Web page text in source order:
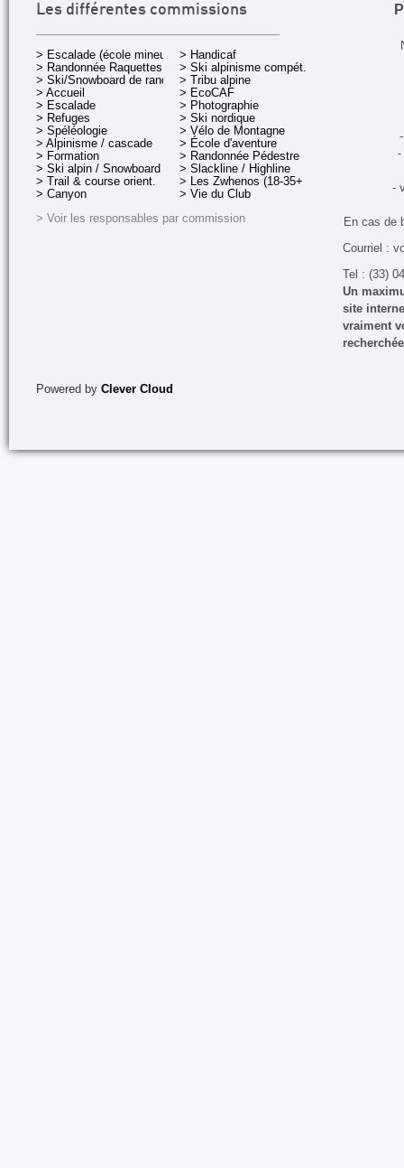
Les différentes commissions
> Escalade (école mineurs)
> Randonnée Raquettes
> Ski/Snowboard de rando.
> Accueil
> Escalade
> Refuges
> Spéléologie
> Alpinisme / cascade
> Formation
> Ski alpin / Snowboard
> Trail & course orient.
> Canyon
> Handicaf
> Ski alpinisme compét.
> Tribu alpine
> EcoCAF
> Photographie
> Ski nordique
> Vélo de Montagne
> École d'aventure
> Randonnée Pédestre
> Slackline / Highline
> Les Zwhenos (18-35+ ans)
> Vie du Club
> Voir les responsables par commission
-
-
En cas de
Courriel :
Tel : (33)
Un
site
vraiment
Powered by Clever Cloud